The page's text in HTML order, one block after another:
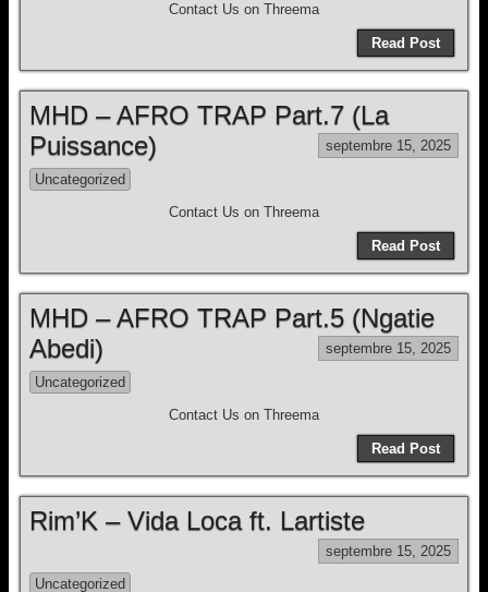
Contact Us on Threema
Read Post
MHD – AFRO TRAP Part.7 (La
Puissance)
septembre 15, 2025
Uncategorized
Contact Us on Threema
Read Post
MHD – AFRO TRAP Part.5 (Ngatie
Abedi)
septembre 15, 2025
Uncategorized
Contact Us on Threema
Read Post
Rim’K – Vida Loca ft. Lartiste
septembre 15, 2025
Uncategorized